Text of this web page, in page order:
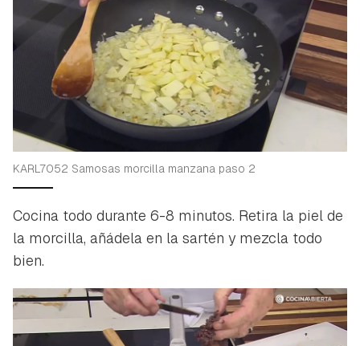
KARL7052 Samosas morcilla manzana paso 2
Cocina todo durante 6-8 minutos. Retira la piel de
la morcilla, añádela en la sartén y mezcla todo
bien.